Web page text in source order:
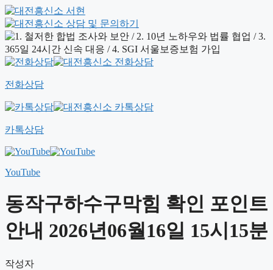
전화상담
카톡상담
YouTube
동작구하수구막힘 확인 포인트
안내 2026년06월16일 15시15분
작성자